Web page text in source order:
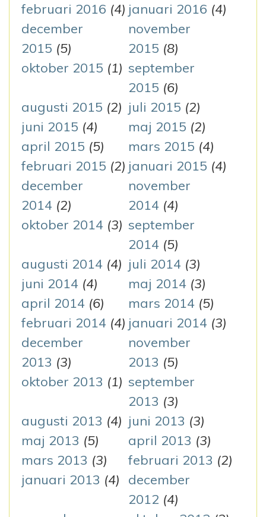
februari 2016 (4) januari 2016 (4)
december
2015 (5)
november
2015 (8)
oktober 2015 (1) september
2015 (6)
augusti 2015 (2) juli 2015 (2)
juni 2015 (4) maj 2015 (2)
april 2015 (5) mars 2015 (4)
februari 2015 (2) januari 2015 (4)
december
2014 (2)
november
2014 (4)
oktober 2014 (3) september
2014 (5)
augusti 2014 (4) juli 2014 (3)
juni 2014 (4) maj 2014 (3)
april 2014 (6) mars 2014 (5)
februari 2014 (4) januari 2014 (3)
december
2013 (3)
november
2013 (5)
oktober 2013 (1) september
2013 (3)
augusti 2013 (4) juni 2013 (3)
maj 2013 (5) april 2013 (3)
mars 2013 (3) februari 2013 (2)
januari 2013 (4)
december
2012 (4)